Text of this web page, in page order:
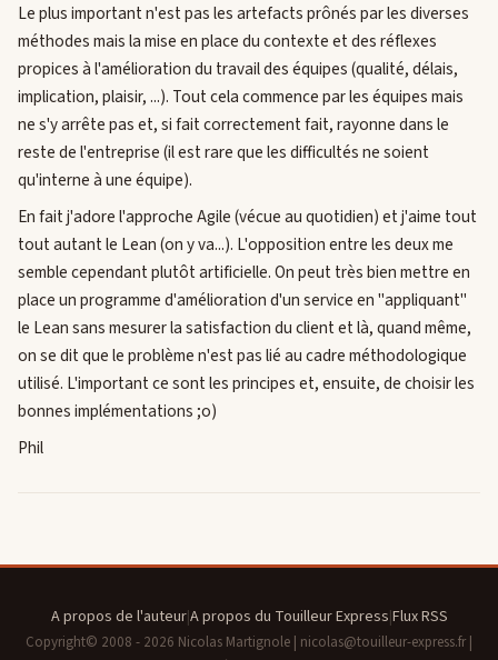
Le plus important n'est pas les artefacts prônés par les diverses
méthodes mais la mise en place du contexte et des réflexes
propices à l'amélioration du travail des équipes (qualité, délais,
implication, plaisir, ...). Tout cela commence par les équipes mais
ne s'y arrête pas et, si fait correctement fait, rayonne dans le
reste de l'entreprise (il est rare que les difficultés ne soient
qu'interne à une équipe).
En fait j'adore l'approche Agile (vécue au quotidien) et j'aime tout
tout autant le Lean (on y va...). L'opposition entre les deux me
semble cependant plutôt artificielle. On peut très bien mettre en
place un programme d'amélioration d'un service en "appliquant"
le Lean sans mesurer la satisfaction du client et là, quand même,
on se dit que le problème n'est pas lié au cadre méthodologique
utilisé. L'important ce sont les principes et, ensuite, de choisir les
bonnes implémentations ;o)
Phil
A propos de l'auteur|A propos du Touilleur Express|Flux RSS
Copyright© 2008 - 2026 Nicolas Martignole | nicolas@touilleur-express.fr |